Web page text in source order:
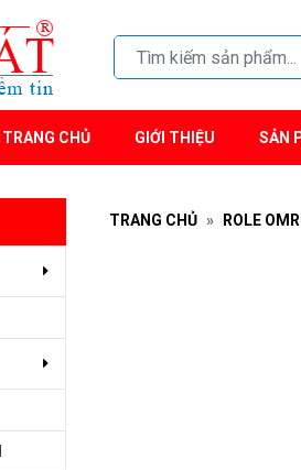
TRANG CHỦ GIỚI THIỆU SẢN
TRANG CHỦ ROLE